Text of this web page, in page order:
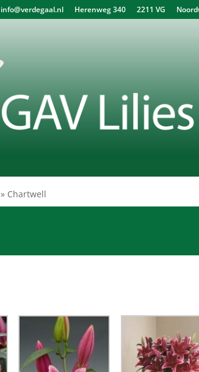
info@verdegaal.nl Herenweg 340 2211 VG
» Chartwell